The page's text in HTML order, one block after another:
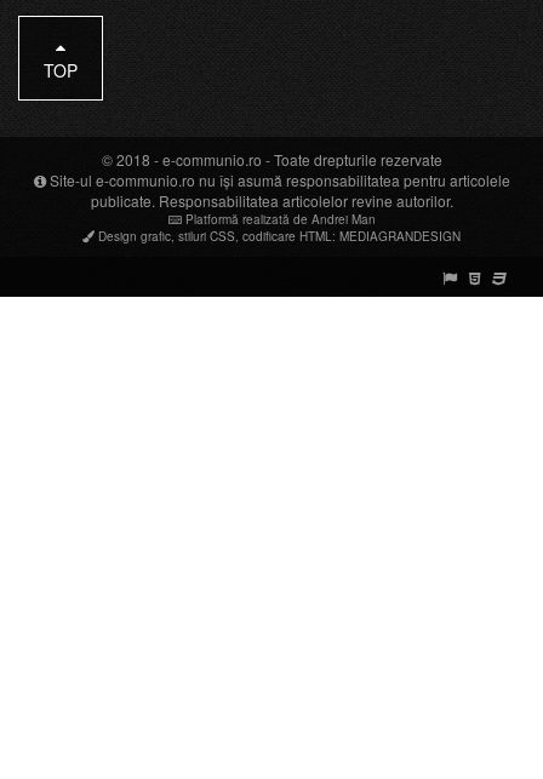
TOP
© 2018 -e-communio.ro - Toate drepturile rezervate
Site-ul e-communio.ro nu își asumă responsabilitatea pentru articolele
publicate. Responsabilitatea articolelor revine autorilor.
Platformă realizată de Andrei Man
Design grafic, stiluri CSS, codificare HTML: MEDIAGRANDESIGN